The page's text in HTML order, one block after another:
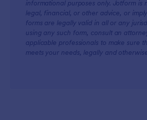
informational purposes only. Jotform is
legal, financial, or other advice, or
forms are legally valid in all or any
using any such form, consult an
applicable professionals to make sure
meets your needs, legally and